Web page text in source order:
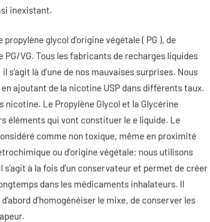
inexistant.
glycol d’origine végétale ( PG ), de
PG/VG. Tous les fabricants de recharges liquides
s’agit là d’une de nos mauvaises surprises. Nous
ajoutant de la nicotine USP dans différents taux.
Le Propylène Glycol et la Glycérine
éléments qui vont constituer le e liquide. Le
comme non toxique, même en proximité
ou d’origine végétale; nous utilisons
à la fois d’un conservateur et permet de créer
dans les médicaments inhalateurs. Il
d’homogénéiser le mixe, de conserver les